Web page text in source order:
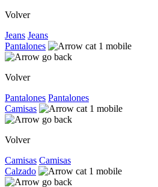
Volver
Jeans Jeans
Pantalones
Volver
Pantalones Pantalones
Camisas
Volver
Camisas Camisas
Calzado